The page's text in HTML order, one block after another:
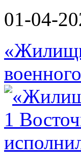
01-04-